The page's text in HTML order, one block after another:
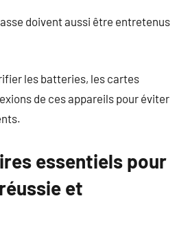
doivent aussi être entretenus
les batteries, les cartes
de ces appareils pour éviter
essentiels pour
et